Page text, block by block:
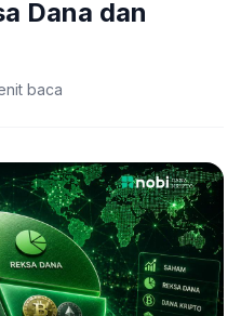
Dana dan
baca